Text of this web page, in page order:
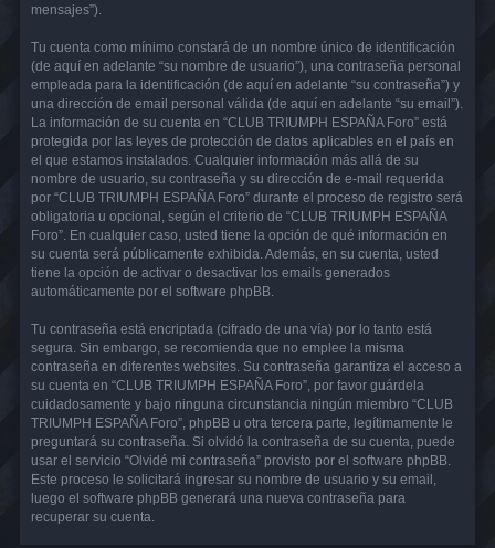
mensajes”).
Tu cuenta como mínimo constará de un nombre único de identificación
(de aquí en adelante “su nombre de usuario”), una contraseña personal
empleada para la identificación (de aquí en adelante “su contraseña”) y
una dirección de email personal válida (de aquí en adelante “su email”).
La información de su cuenta en “CLUB TRIUMPH ESPAÑA Foro” está
protegida por las leyes de protección de datos aplicables en el país en
el que estamos instalados. Cualquier información más allá de su
nombre de usuario, su contraseña y su dirección de e-mail requerida
por “CLUB TRIUMPH ESPAÑA Foro” durante el proceso de registro será
obligatoria u opcional, según el criterio de “CLUB TRIUMPH ESPAÑA
Foro”. En cualquier caso, usted tiene la opción de qué información en
su cuenta será públicamente exhibida. Además, en su cuenta, usted
tiene la opción de activar o desactivar los emails generados
automáticamente por el software phpBB.
Tu contraseña está encriptada (cifrado de una vía) por lo tanto está
segura. Sin embargo, se recomienda que no emplee la misma
contraseña en diferentes websites. Su contraseña garantiza el acceso a
su cuenta en “CLUB TRIUMPH ESPAÑA Foro”, por favor guárdela
cuidadosamente y bajo ninguna circunstancia ningún miembro “CLUB
TRIUMPH ESPAÑA Foro”, phpBB u otra tercera parte, legítimamente le
preguntará su contraseña. Si olvidó la contraseña de su cuenta, puede
usar el servicio “Olvidé mi contraseña” provisto por el software phpBB.
Este proceso le solicitará ingresar su nombre de usuario y su email,
luego el software phpBB generará una nueva contraseña para
recuperar su cuenta.